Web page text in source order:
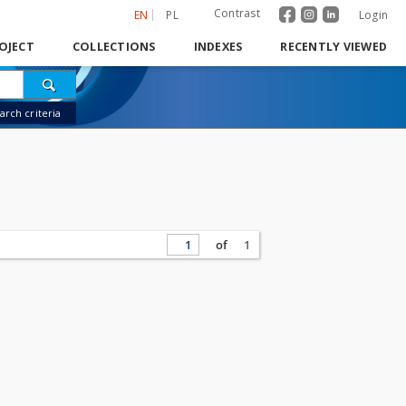
EN PL Contrast Login
COLLECTIONS INDEXES RECENTLY VIEWED
criteria
of 1